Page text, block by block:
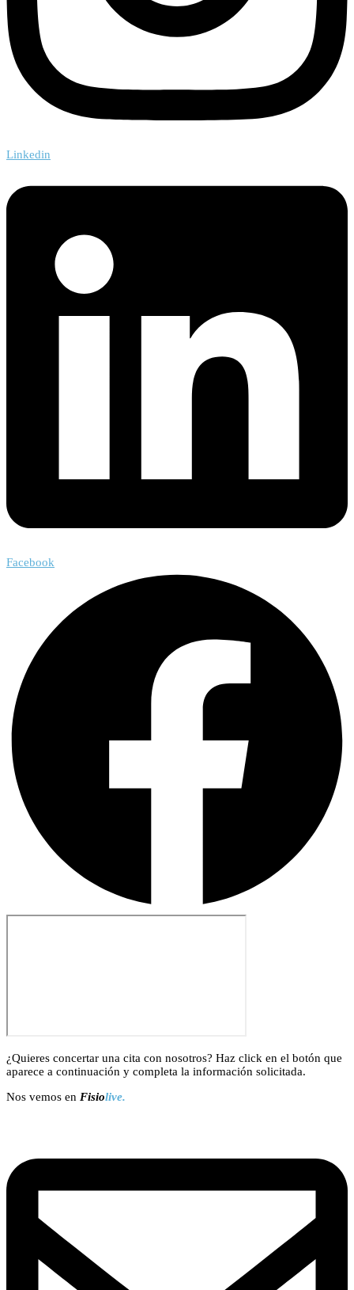
Linkedin
Facebook
¿Quieres concertar una cita con nosotros? Haz click en el botón que
aparece a continuación y completa la información solicitada.
Nos vemos en Fisiolive.